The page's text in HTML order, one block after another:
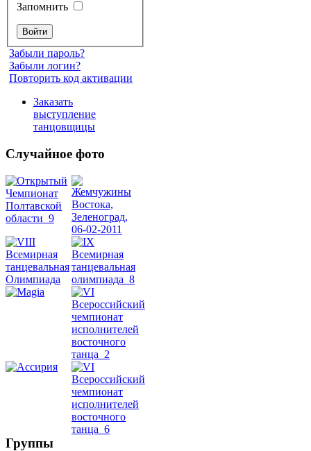
Запомнить
Забыли пароль?
Забыли логин?
Повторить код активации
Заказать
выступление
танцовщицы
Случайное фото
школы
фестивали
Группы